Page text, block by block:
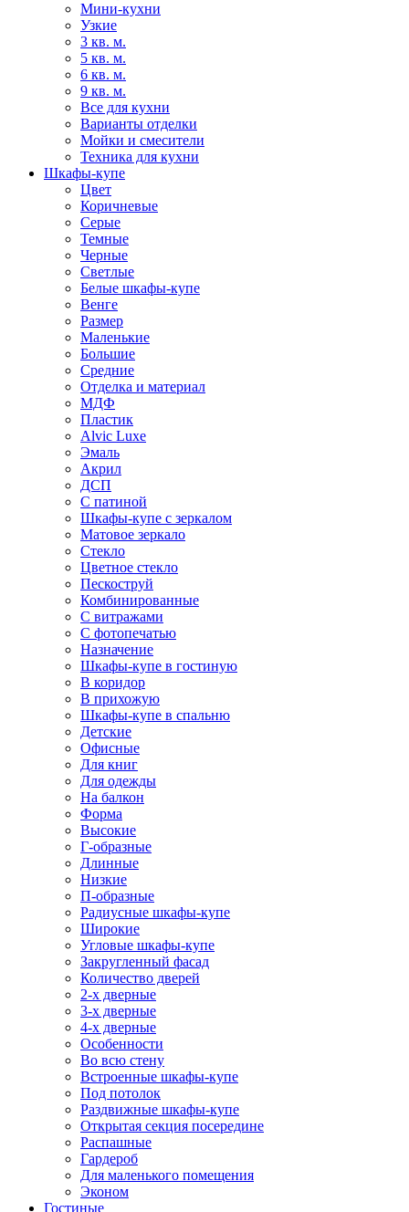
Мини-кухни
Узкие
3 кв. м.
5 кв. м.
6 кв. м.
9 кв. м.
Все для кухни
Варианты отделки
Мойки и смесители
Техника для кухни
Шкафы-купе
Цвет
Коричневые
Серые
Темные
Черные
Светлые
Белые шкафы-купе
Венге
Размер
Маленькие
Большие
Средние
Отделка и материал
МДФ
Пластик
Alvic Luxe
Эмаль
Акрил
ДСП
С патиной
Шкафы-купе с зеркалом
Матовое зеркало
Стекло
Цветное стекло
Пескоструй
Комбинированные
С витражами
С фотопечатью
Назначение
Шкафы-купе в гостиную
В коридор
В прихожую
Шкафы-купе в спальню
Детские
Офисные
Для книг
Для одежды
На балкон
Форма
Высокие
Г-образные
Длинные
Низкие
П-образные
Радиусные шкафы-купе
Широкие
Угловые шкафы-купе
Закругленный фасад
Количество дверей
2-х дверные
3-х дверные
4-х дверные
Особенности
Во всю стену
Встроенные шкафы-купе
Под потолок
Раздвижные шкафы-купе
Открытая секция посередине
Распашные
Гардероб
Для маленького помещения
Эконом
Гостиные